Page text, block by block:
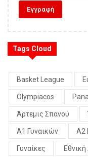
Tags Cloud
Basket League
Olympiacos
Άρτεμις Σπανού
Α1 Γυναικών Α2
Γυναίκες